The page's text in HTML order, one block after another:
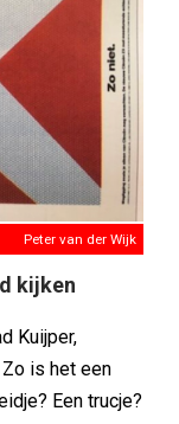
Peter van der Wijk
kijken
Kuijper,
is het een
Een trucje?